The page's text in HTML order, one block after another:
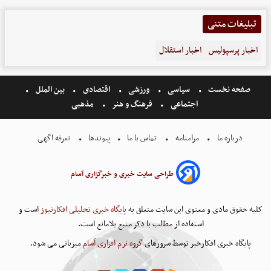
تبلیغات متنی
اخبار پرسپولیس اخبار استقلال
صفحه نخست سیاسی ورزشی اقتصادی
بین الملل
اجتماعی
فرهنگ و هنر مذهبی
درباره ما مرامنامه تماس با ما پیوندها تعرفه اگهی
طراحی سایت خبری و خبرگزاری آسام
کلیه حقوق مادی و معنوی این سایت متعلق بهپایگاه خبری تحلیلی افکارنیوزاست و
استفاده از مطالب با ذکر منبع بلامانع است.
پایگاه خبری افکارخبر توسط سرورهایگروه نرم افزاری آساممیزبانی می شود.